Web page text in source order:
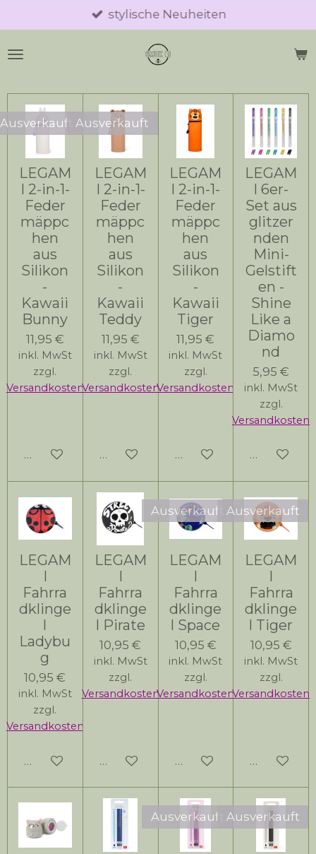
Hauptinhalt
springen
stylische Neuheiten
Ausverkauft
LEGAM
I 2-in-1-
Feder
mäppc
hen
aus
Silikon
-
Kawaii
Bunny
11,95 €
inkl. MwSt
zzgl.
Versandkosten
Bei Verfügbarkeit benachrichtigen
Ausverkauft
LEGAM
I 2-in-1-
Feder
mäppc
hen
aus
Silikon
-
Kawaii
Teddy
11,95 €
inkl. MwSt
zzgl.
Versandkosten
Bei Verfügbarkeit benachrichtigen
LEGAM
I 2-in-1-
Feder
mäppc
hen
aus
Silikon
-
Kawaii
Tiger
11,95 €
inkl. MwSt
zzgl.
Versandkosten
In den Warenkorb
LEGAM
I 6er-
Set aus
glitzer
nden
Mini-
Gelstift
en -
Shine
Like a
Diamo
nd
5,95 €
inkl. MwSt
zzgl.
Versandkosten
In den
LEGAM
I
Fahrra
dklinge
l
Ladybu
g
10,95 €
inkl. MwSt
zzgl.
Versandkosten
In den Warenkorb
LEGAM
I
Fahrra
dklinge
l Pirate
10,95 €
inkl. MwSt
zzgl.
Versandkosten
In den Warenkorb
Ausverkauft
LEGAM
I
Fahrra
dklinge
l Space
10,95 €
inkl. MwSt
zzgl.
Versandkosten
Bei Verfügbarkeit
Ausverkauft
LEGAM
I
Fahrra
dklinge
l Tiger
10,95 €
inkl. MwSt
zzgl.
Versandkosten
Bei
Ausverkauft Ausverkauft